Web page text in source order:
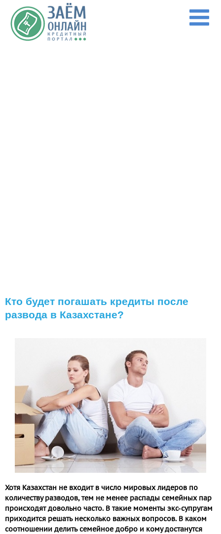
Перейти к основному содержанию
Кто будет погашать кредиты после
развода в Казахстане?
Хотя Казахстан не входит в число мировых лидеров по
количеству разводов, тем не менее распады семейных пар
происходят довольно часто. В такие моменты экс-супругам
приходится решать несколько важных вопросов. В каком
соотношении делить семейное добро и кому достанутся